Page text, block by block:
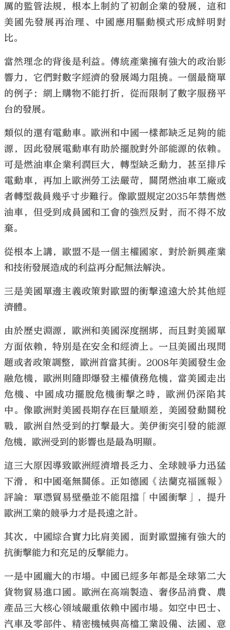
厲的監管法規，根本上制約了初創企業的發展，這和
美國先發展再治理、中國應用驅動模式形成鮮明對
比。
當然理念的背後是利益。傳統產業擁有強大的政治影
響力，它們對數字經濟的發展竭力阻撓。一個最簡單
的例子：網上購物不能打折，從而限制了數字服務平
台的發展。
類似的還有電動車。歐洲和中國一樣都缺乏足夠的能
源，因此發展電動車有助於擺脫對外部能源的依賴。
可是燃油車企業利潤巨大，轉型缺乏動力，甚至排斥
電動車，再加上歐洲勞工法嚴苛，關閉燃油車工廠或
者轉型裁員幾乎寸步難行。像歐盟規定2035年禁售燃
油車，但受到成員國和工會的強烈反對，而不得不放
棄。
從根本上講，歐盟不是一個主權國家，對於新興產業
和技術發展造成的利益再分配無法解決。
三是美國單邊主義政策對歐盟的衝擊遠遠大於其他經
濟體。
由於歷史淵源，歐洲和美國深度捆綁，而且對美國單
方面依賴，特別是在安全和經濟上。一旦美國出現問
題或者政策調整，歐洲首當其衝。2008年美國發生金
融危機，歐洲則隨即爆發主權債務危機，當美國走出
危機、中國成功擺脫危機衝擊之時，歐洲仍深陷其
中。像歐洲對美國長期存在巨量順差，美國發動關稅
戰，歐洲自然受到的打擊最大。美伊衝突引發的能源
危機，歐洲受到的影響也是最為明顯。
這三大原因導致歐洲經濟增長乏力、全球競爭力迅猛
下滑，和中國毫無關係。正如德國《法蘭克福匯報》
評論：單憑貿易壁壘並不能阻擋「中國衝擊」，提升
歐洲工業的競爭力才是長遠之計。
其次，中國綜合實力比肩美國，面對歐盟擁有強大的
抗衝擊能力和充足的反擊能力。
一是中國龐大的市場。中國已經多年都是全球第二大
貨物貿易進口國。歐洲在高端製造、奢侈品消費、農
產品三大核心領域嚴重依賴中國市場。如空中巴士、
汽車及零部件、精密機械與高檔工業設備、法國、意